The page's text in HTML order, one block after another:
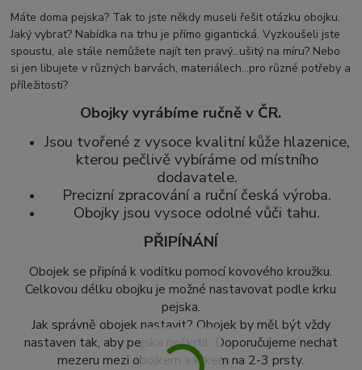
Máte doma pejska? Tak to jste někdy museli řešit otázku obojku.
Jaký vybrat? Nabídka na trhu je přímo gigantická. Vyzkoušeli jste
spoustu, ale stále nemůžete najít ten pravý...ušitý na míru? Nebo
si jen libujete v různých barvách, materiálech...pro různé potřeby a
příležitosti?
Obojky vyrábíme ručně v ČR.
Jsou tvořené z vysoce kvalitní kůže hlazenice,
kterou pečlivě vybíráme od místního
dodavatele.
Precizní zpracování a ruční česká výroba.
Obojky jsou vysoce odolné vůči tahu.
PŘIPÍNÁNÍ
Obojek se připíná k vodítku pomocí kovového kroužku.
Celkovou délku obojku je možné nastavovat podle krku
pejska.
Jak správně obojek nastavit? Obojek by měl být vždy
nastaven tak, aby pejska neškrtil. Doporučujeme nechat
mezeru mezi obojkem a krkem na 2-3 prsty.